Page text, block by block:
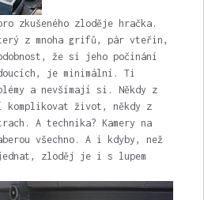
zkušeného zloděje hračka.
z mnoha grifů, pár vteřin,
že si jeho počínání
je minimální. Ti
a nevšímají si. Někdy z
komplikovat život, někdy z
A technika? Kamery na
všechno. A i kdyby, než
jednat, zloděj je i s lupem